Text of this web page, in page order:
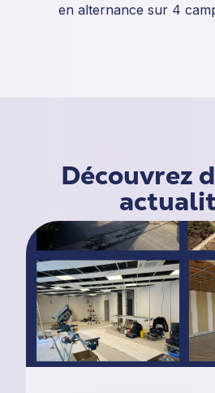
en alternance sur 4
Découvrez